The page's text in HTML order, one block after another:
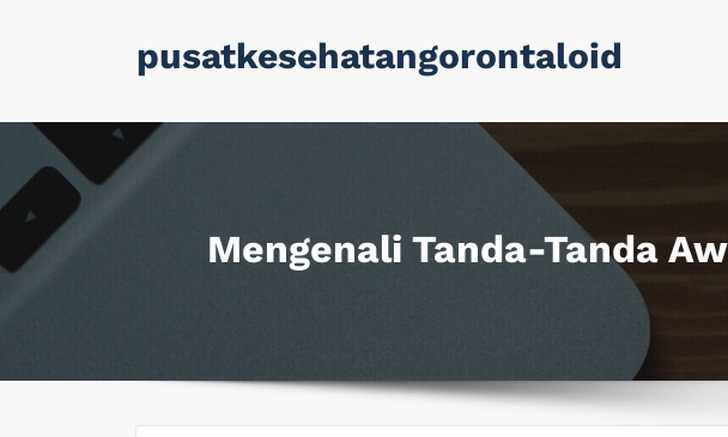
pusatkesehatangorontaloid
Mengenali Tanda-Tanda